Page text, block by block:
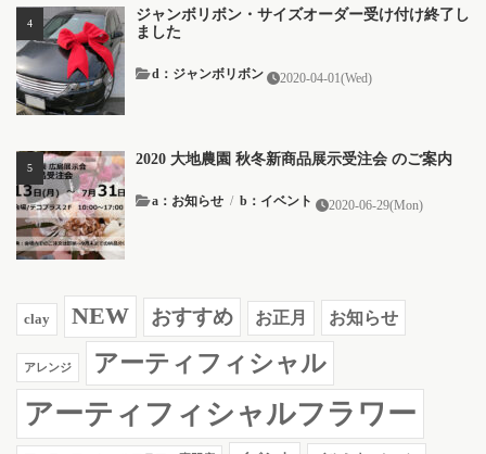
ジャンボリボン・サイズオーダー受け付け終了し
ました
2020-04-01(Wed)
d：ジャンボリボン
2020 大地農園 秋冬新商品展示受注会 のご案内
2020-06-29(Mon)
a：お知らせ / b：イベント
clay NEW おすすめ お正月 お知らせ
アレンジ アーティフィシャル
アーティフィシャルフラワー